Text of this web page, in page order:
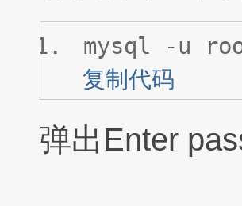
mysql -u
复制代码
弹出Enter